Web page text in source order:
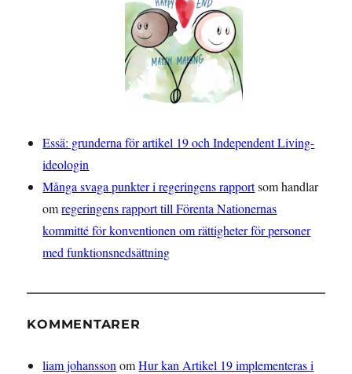
Essä: grunderna för artikel 19 och Independent Living-
ideologin
Många svaga punkter i regeringens rapportsom handlar
omregeringens rapport till Förenta Nationernas
kommitté för konventionen om rättigheter för personer
med funktionsnedsättning
KOMMENTARER
liam johansson omHur kan Artikel 19 implementeras i